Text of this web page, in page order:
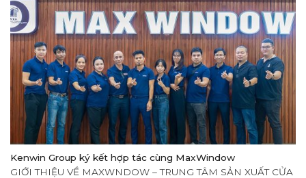
Kenwin Group ký kết hợp tác cùng MaxWindow
GIỚI THIỆU VỀ MAXWNDOW – TRUNG TÂM SẢN XUẤT CỬA